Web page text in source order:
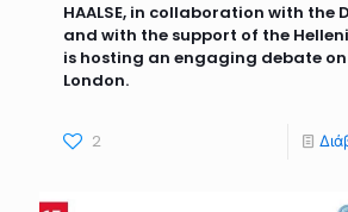
HAALSE, in collaboration with the
and with the support of the
is hosting an engaging debate on
London.
2